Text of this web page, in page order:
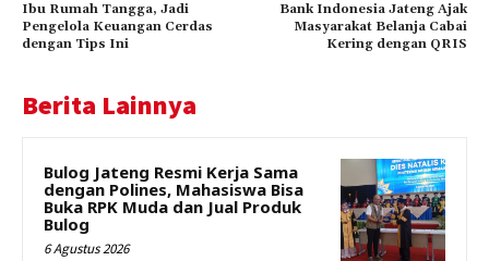
Ibu Rumah Tangga, Jadi
Pengelola Keuangan Cerdas
dengan Tips Ini
Bank Indonesia Jateng Ajak
Masyarakat Belanja Cabai
Kering dengan QRIS
Berita Lainnya
Bulog Jateng Resmi Kerja Sama
dengan Polines, Mahasiswa Bisa
Buka RPK Muda dan Jual Produk
Bulog
6 Agustus 2026